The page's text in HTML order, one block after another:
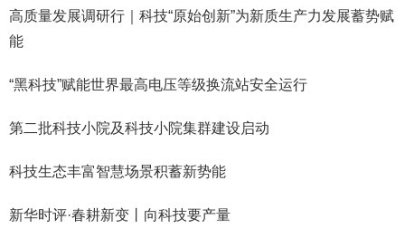
高质量发展调研行｜科技“原始创新”为新质生产力发展蓄势赋
能
“黑科技”赋能世界最高电压等级换流站安全运行
第二批科技小院及科技小院集群建设启动
科技生态丰富智慧场景积蓄新势能
新华时评·春耕新变丨向科技要产量